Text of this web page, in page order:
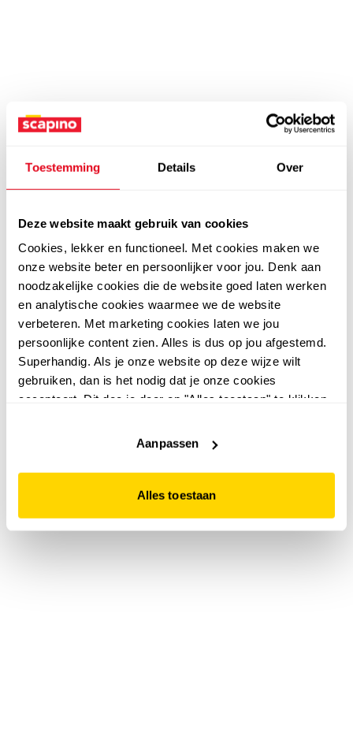
Toestemming Details Over
Deze website maakt gebruik van cookies
Cookies, lekker en functioneel. Met cookies maken we
onze website beter en persoonlijker voor jou. Denk aan
noodzakelijke cookies die de website goed laten werken
en analytische cookies waarmee we de website
verbeteren. Met marketing cookies laten we jou
persoonlijke content zien. Alles is dus op jou afgestemd.
Superhandig. Als je onze website op deze wijze wilt
gebruiken, dan is het nodig dat je onze cookies
accepteert. Dit doe je door op "Alles toestaan" te klikken.
website niet optimaal functioneert.
Aanpassen
Alles toestaan